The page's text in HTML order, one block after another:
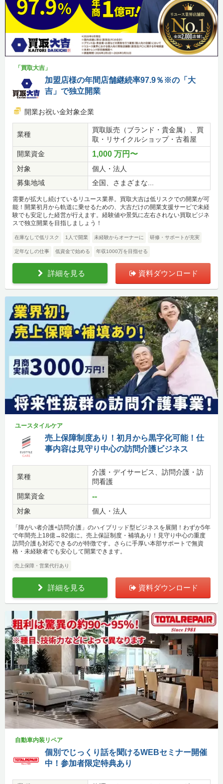
「買取大吉」
加盟店様の年間店舗継続率97.9％※の「大
吉」で独立開業
開業お祝い金対象企業
業種
買取販売（ブランド・貴金属）、買
取・リサイクルショップ・古着屋
開業資金
1,000 万円〜
対象
個人・法人
募集地域
全国、さまざまな...
需要が拡大し続けているリユース業界。買取大吉は低リスクでの開業が可
能！開業初月から軌道に乗せるための、大吉だけの開業支援サービで未経
験でも安定した経営が行えます。経験値や景気に左右されない買取ビジネ
スで独立開業を目指しましょう！
在庫なしで低リスク 1人で開業 未経験からオーナーに 研修・サポートが充実
定年なしの仕事 低資金で始める 年収1000万を目指せる
詳細を見る 資料ダウンロード
ユースタイルケア
売上保障制度あり！初月から黒字化可能！仕
事内容は見守り中心の訪問介護ビジネス
業種
介護・デイサービス、訪問介護・訪
問看護
開業資金
--
対象 個人・法人
「障がい者介護+訪問介護」のハイブリッド型ビジネスを展開！わずか5年
で年間売上18億→82億に。売上保証制度・補填あり！見守り中心の重度
訪問介護も対応できるのが特徴です。さらに手厚い本部サポートで無資
格・未経験者でも安心して開業できます。
売上保障・営業代行あり
詳細を見る 資料ダウンロード
自動車内装リペア
個別でじっくり話を聞けるWEBセミナー開催
中！参加者限定特典あり